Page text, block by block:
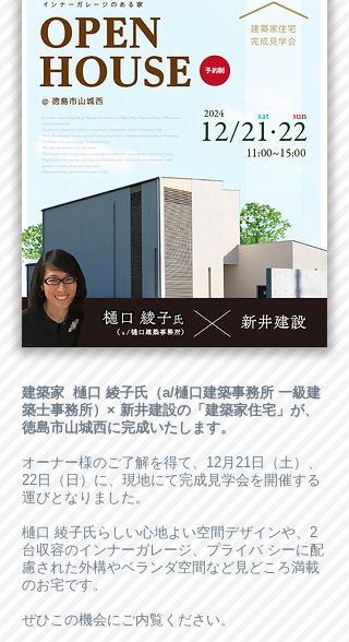
建築家 樋口 綾子氏（a/樋口建築事務所 一級建
築士事務所）× 新井建設の「建築家住宅」が、
徳島市山城西に完成いたします。
オーナー様のご了解を得て、12月21日（土）、
22日（日）に、現地にて完成見学会を開催する
運びとなりました。
樋口 綾子氏らしい心地よい空間デザインや、2
台収容のインナーガレージ、プライバ シーに配
慮された外構やベランダ空間など見どころ満載
のお宅です。
ぜひこの機会にご内覧ください。